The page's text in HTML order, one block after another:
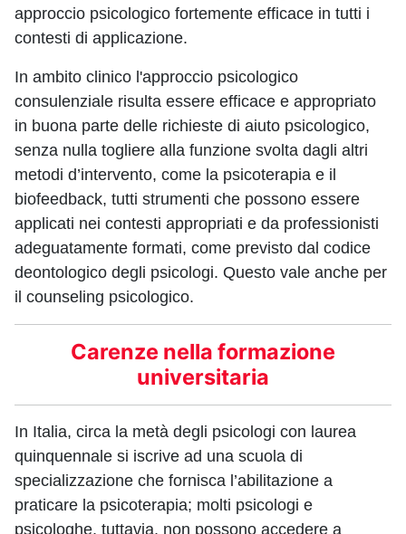
approccio psicologico fortemente efficace in tutti i
contesti di applicazione.
In ambito clinico l'approccio psicologico
consulenziale risulta essere efficace e appropriato
in buona parte delle richieste di aiuto psicologico,
senza nulla togliere alla funzione svolta dagli altri
metodi d’intervento, come la psicoterapia e il
biofeedback, tutti strumenti che possono essere
applicati nei contesti appropriati e da professionisti
adeguatamente formati, come previsto dal codice
deontologico degli psicologi. Questo vale anche per
il counseling psicologico.
Carenze nella formazione
universitaria
In Italia, circa la metà degli psicologi con laurea
quinquennale si iscrive ad una scuola di
specializzazione che fornisca l’abilitazione a
praticare la psicoterapia; molti psicologi e
psicologhe, tuttavia, non possono accedere a